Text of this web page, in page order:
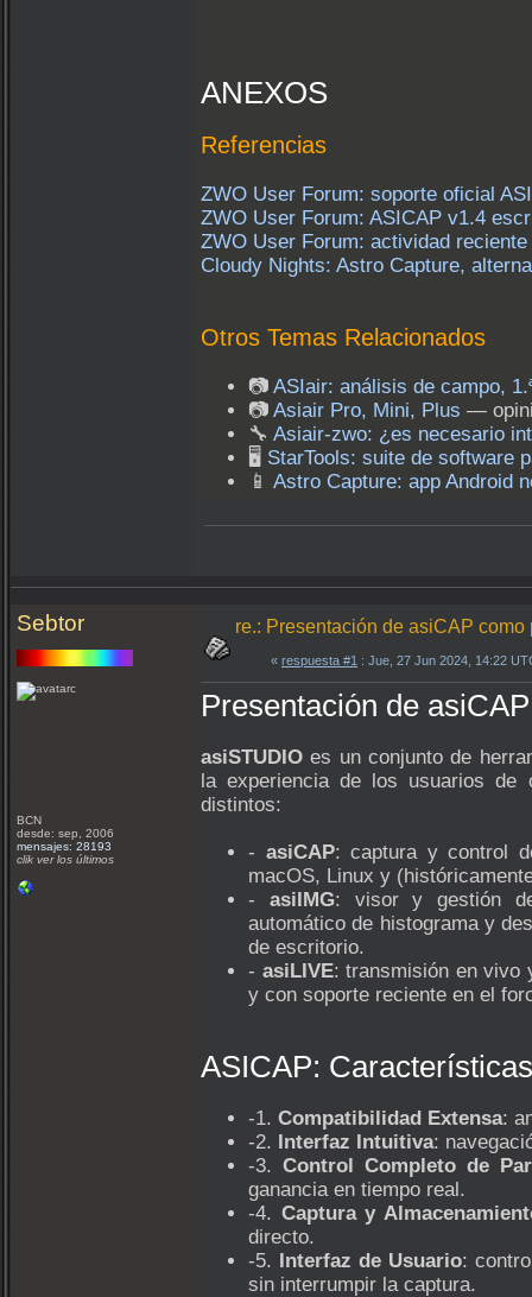
ANEXOS
Referencias
ZWO User Forum: soporte oficial
ZWO User Forum: ASICAP v1.4
ZWO User Forum: actividad
Cloudy Nights: Astro Capture,
Otros Temas Relacionados
📷 ASIair: análisis de campo,
📷 Asiair Pro, Mini, Plus —
🔧 Asiair-zwo: ¿es necesario
🖥️ StarTools: suite de software
📱 Astro Capture: app Android
Sebtor
BCN
desde: sep, 2006
mensajes: 28193
clik ver los últimos
re.: Presentación de asiCAP
« respuesta #1 : Jue, 27 Jun 2024, 14:22
Presentación de
asiSTUDIO es un conjunto de
la experiencia de los usuarios de
distintos:
- asiCAP: captura y control
macOS, Linux y
- asiIMG: visor y gestión de
automático de histograma y
de escritorio.
- asiLIVE: transmisión en vivo
y con soporte reciente en el
ASICAP:
-1. Compatibilidad Extensa:
-2. Interfaz Intuitiva:
-3. Control Completo de
ganancia en tiempo real.
-4. Captura y
directo.
-5. Interfaz de Usuario:
sin interrumpir la captura.